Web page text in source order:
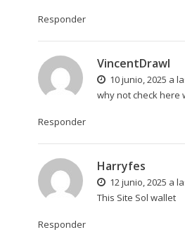
Responder
VincentDrawl
10 junio, 2025 a
why not check here
Responder
Harryfes
12 junio, 2025 a
This Site Sol wallet
Responder